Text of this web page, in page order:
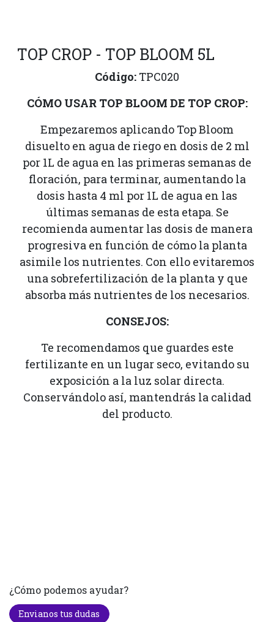
TOP CROP - TOP BLOOM 5L
Código: TPC020
CÓMO USAR TOP BLOOM DE TOP CROP:
Empezaremos aplicando Top Bloom
disuelto en agua de riego en dosis de 2 ml
por 1L de agua en las primeras semanas de
floración, para terminar, aumentando la
dosis hasta 4 ml por 1L de agua en las
últimas semanas de esta etapa. Se
recomienda aumentar las dosis de manera
progresiva en función de cómo la planta
asimile los nutrientes. Con ello evitaremos
una sobrefertilización de la planta y que
absorba más nutrientes de los necesarios.
CONSEJOS:
Te recomendamos que guardes este
fertilizante en un lugar seco, evitando su
exposición a la luz solar directa.
Conservándolo así, mantendrás la calidad
del producto.
¿Cómo podemos ayudar?
Envianos tus dudas